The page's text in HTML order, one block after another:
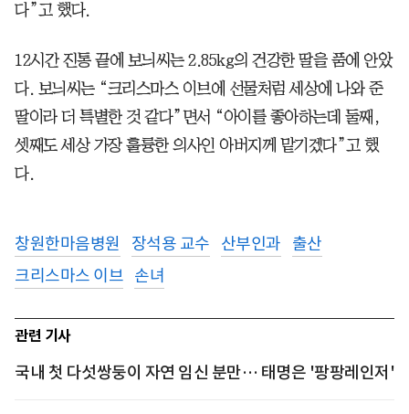
다”고 했다.
12시간 진통 끝에 보늬씨는 2.85kg의 건강한 딸을 품에 안았
다. 보늬씨는 “크리스마스 이브에 선물처럼 세상에 나와 준
딸이라 더 특별한 것 같다”면서 “아이를 좋아하는데 둘째,
셋째도 세상 가장 훌륭한 의사인 아버지께 맡기겠다”고 했
다.
창원한마음병원 장석용 교수 산부인과
출산
크리스마스 이브 손녀
관련 기사
국내 첫 다섯쌍둥이 자연 임신 분만… 태명은 '팡팡레인저'